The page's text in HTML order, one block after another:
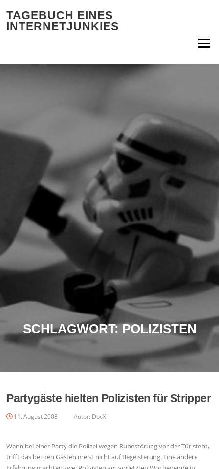
TAGEBUCH EINES
INTERNETJUNKIES
Menü
SCHLAGWORT:POLIZISTEN
Partygäste hielten Polizisten für Stripper
11. August 2008 Autor: DocX
Wenn bei einer Party die Polizei wegen Ruhestörung vor der Tür steht,
trifft das bei den Gästen meist nicht auf Begeisterung. Eine andere